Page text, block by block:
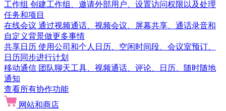
工作组 创建工作组、邀请外部用户、设置访问权限以及处理
任务和项目
在线会议 通过视频通话、视频会议、屏幕共享、通话录音和
自定义背景做更多事情
共享日历 使用公司和个人日历、空闲时间段、会议室预订、
日历同步进行计划
移动通信 团队聊天工具、视频通话、评论、日历、随时随地
通知
查看所有协作功能
网站和商店